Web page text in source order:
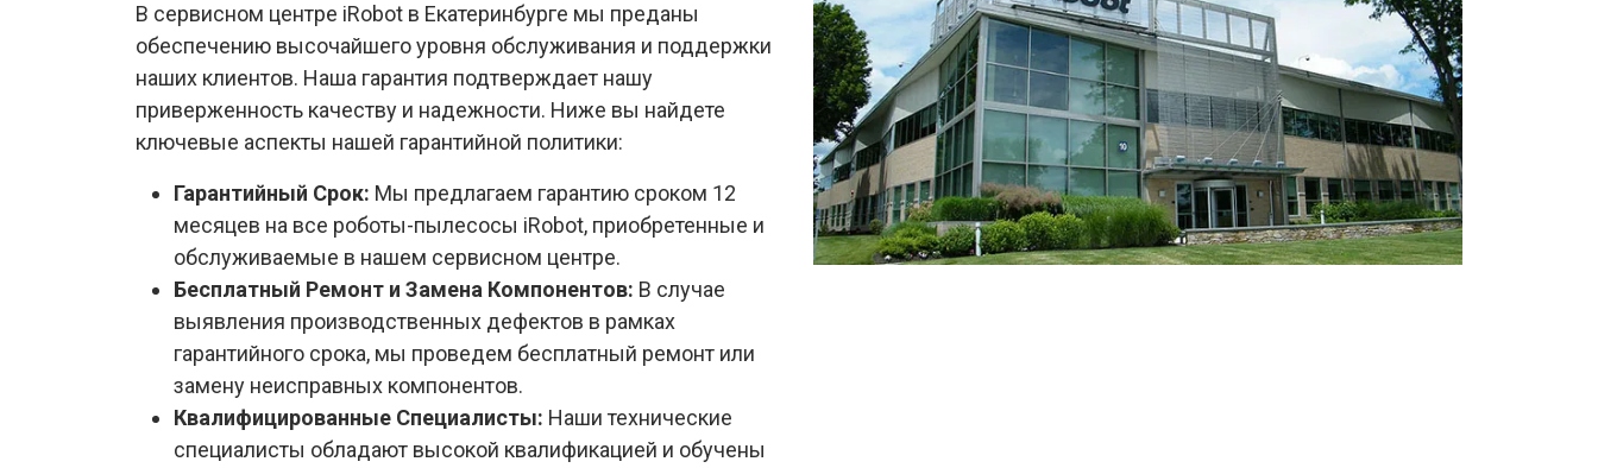
В сервисном центре iRobot в Екатеринбурге мы преданы
обеспечению высочайшего уровня обслуживания и поддержки
наших клиентов. Наша гарантия подтверждает нашу
приверженность качеству и надежности. Ниже вы найдете
ключевые аспекты нашей гарантийной политики:
Гарантийный Срок: Мы предлагаем гарантию сроком 12
месяцев на все роботы-пылесосы iRobot, приобретенные и
обслуживаемые в нашем сервисном центре.
Бесплатный Ремонт и Замена Компонентов: В случае
выявления производственных дефектов в рамках
гарантийного срока, мы проведем бесплатный ремонт или
замену неисправных компонентов.
Квалифицированные Специалисты: Наши технические
специалисты обладают высокой квалификацией и обучены